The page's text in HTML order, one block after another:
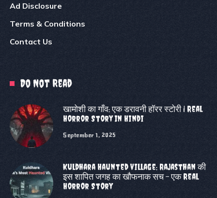
Ad Disclosure
Terms & Conditions
Contact Us
Do Not Read
खामोशी का गाँव: एक डरावनी हॉरर स्टोरी | Real
Horror Story In Hindi
September 1, 2025
Kuldhara Haunted Village: Rajasthan की
इस शापित जगह का खौफनाक सच – एक Real
Horror Story